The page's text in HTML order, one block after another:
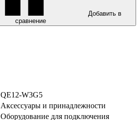
Добавить в
сравнение
QE12-W3G5
Аксессуары и принадлежности
Оборудование для подключения